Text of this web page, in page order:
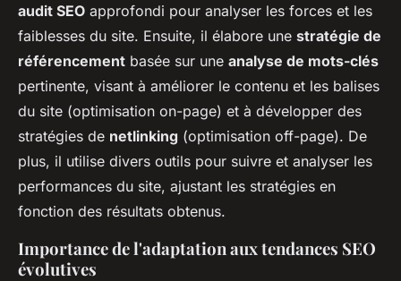
audit SEO approfondi pour analyser les forces et les
faiblesses du site. Ensuite, il élabore une stratégie de
référencement basée sur une analyse de mots-clés
pertinente, visant à améliorer le contenu et les balises
du site (optimisation on-page) et à développer des
stratégies de netlinking (optimisation off-page). De
plus, il utilise divers outils pour suivre et analyser les
performances du site, ajustant les stratégies en
fonction des résultats obtenus.
Importance de l'adaptation aux tendances SEO
évolutives